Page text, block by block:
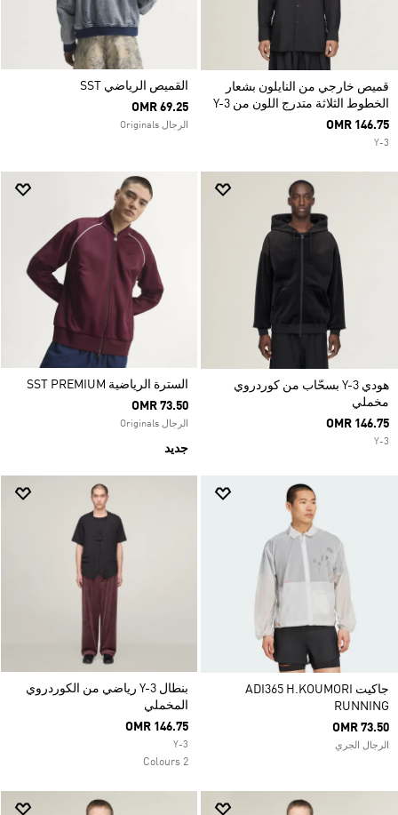
قميص خارجي من النايلون بشعار
الخطوط الثلاثة متدرج اللون من Y-3
OMR 146.75
Y-3
القميص الرياضي SST
OMR 69.25
الرجال Originals
هودي Y-3 بسحّاب من كوردروي
مخملي
OMR 146.75
Y-3
السترة الرياضية SST PREMIUM
OMR 73.50
الرجال Originals
جديد
جاكيت ADI365 H.KOUMORI
RUNNING
OMR 73.50
الرجال الجري
بنطال Y-3 رياضي من الكوردروي
المخملي
OMR 146.75
Y-3
2 Colours